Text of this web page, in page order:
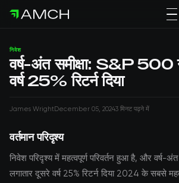
निवेश
वर्ष-अंत समीक्षा: S&P 500
वर्ष 25% रिटर्न दिया
James WrightDecember 05, 20243 मिनट पढ़ने में
वर्तमान परिदृश्य
निवेश परिदृश्य में महत्वपूर्ण परिवर्तन हुआ है, और वर्ष-
लगातार दूसरे वर्ष 25% रिटर्न दिया 2024 के सबसे